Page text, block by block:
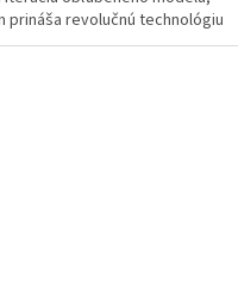
prináša revolučnú technológiu
membrány....